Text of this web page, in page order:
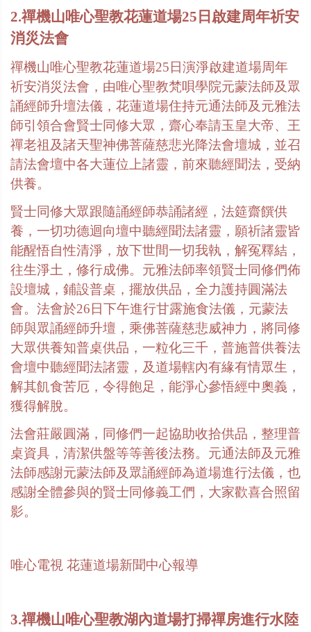
2.禪機山唯心聖教花蓮道場25日啟建周年祈安
消災法會
禪機山唯心聖教花蓮道場25日演淨啟建道場周年
祈安消災法會，由唯心聖教梵唄學院元蒙法師及眾
誦經師升壇法儀，花蓮道場住持元通法師及元雅法
師引領合會賢士同修大眾，齋心奉請玉皇大帝、王
禪老祖及諸天聖神佛菩薩慈悲光降法會壇城，並召
請法會壇中各大蓮位上諸靈，前來聽經聞法，受納
供養。
賢士同修大眾跟隨誦經師恭誦諸經，法筵齋饌供
養，一切功德迴向壇中聽經聞法諸靈，願祈諸靈皆
能醒悟自性清淨，放下世間一切我執，解冤釋結，
往生淨土，修行成佛。元雅法師率領賢士同修們佈
設壇城，鋪設普桌，擺放供品，全力護持圓滿法
會。法會於26日下午進行甘露施食法儀，元蒙法
師與眾誦經師升壇，乘佛菩薩慈悲威神力，將同修
大眾供養知普桌供品，一粒化三千，普施普供養法
會壇中聽經聞法諸靈，及道場轄內有緣有情眾生，
解其飢食苦厄，令得飽足，能淨心參悟經中奧義，
獲得解脫。
法會莊嚴圓滿，同修們一起協助收拾供品，整理普
桌資具，清潔供盤等等善後法務。元通法師及元雅
法師感謝元蒙法師及眾誦經師為道場進行法儀，也
感謝全體參與的賢士同修義工們，大家歡喜合照留
影。
唯心電視 花蓮道場新聞中心報導
3.禪機山唯心聖教湖內道場打掃禪房進行水陸